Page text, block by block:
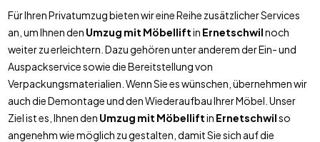
Für Ihren Privatumzug bieten wir eine Reihe zusätzlicher Services
an, um Ihnen den Umzug mit Möbelliftin Ernetschwilnoch
weiter zu erleichtern. Dazu gehören unter anderem der Ein- und
Auspackservice sowie die Bereitstellung von
Verpackungsmaterialien. Wenn Sie es wünschen, übernehmen wir
auch die Demontage und den Wiederaufbau Ihrer Möbel. Unser
Ziel ist es, Ihnen den Umzug mit Möbelliftin Ernetschwilso
angenehm wie möglich zu gestalten, damit Sie sich auf die